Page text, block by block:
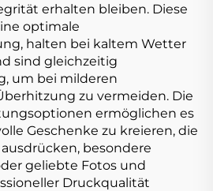
erhalten bleiben. Diese
optimale
halten bei kaltem Wetter
sind gleichzeitig
um bei milderen
zu vermeiden. Die
ermöglichen es
Geschenke zu kreieren, die
besondere
geliebte Fotos und
Druckqualität